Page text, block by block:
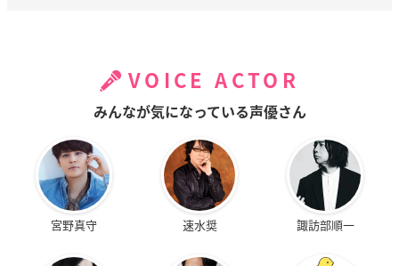
VOICE ACTOR
みんなが気になっている声優さん
宮野真守 速水奨 諏訪部順一